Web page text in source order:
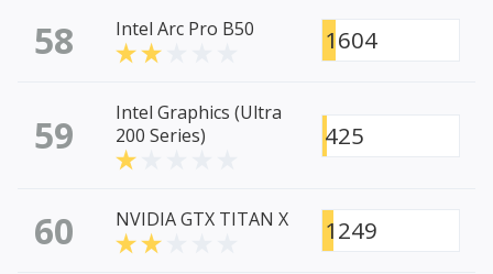
58 Intel Arc Pro B50 1604
59
Intel Graphics (Ultra
200 Series)
425
60 NVIDIA GTX TITAN X 1249